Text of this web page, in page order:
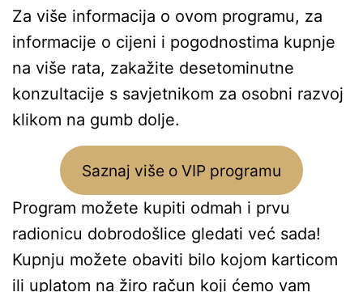
Za više informacija o ovom programu, za
informacije o cijeni i pogodnostima kupnje
na više rata, zakažite desetominutne
konzultacije s savjetnikom za osobni razvoj
klikom na gumb dolje.
Saznaj više o VIP programu
Program možete kupiti odmah i prvu
radionicu dobrodošlice gledati već sada!
Kupnju možete obaviti bilo kojom karticom
ili uplatom na žiro račun koji ćemo vam